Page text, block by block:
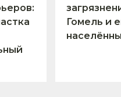
Гомель и